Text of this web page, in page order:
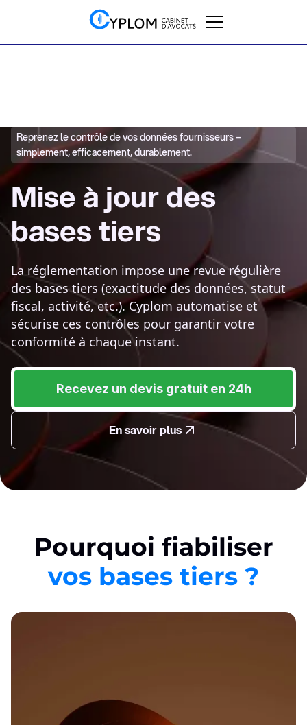
Reprenez le contrôle de vos données fournisseurs –
simplement, efficacement, durablement.
Mise à jour des
bases tiers
La réglementation impose une revue régulière
des bases tiers (exactitude des données, statut
fiscal, activité, etc.). Cyplom automatise et
sécurise ces contrôles pour garantir votre
conformité à chaque instant.
Recevez un devis gratuit en 24h
En savoir plus
Pourquoi fiabiliser
vos bases tiers ?